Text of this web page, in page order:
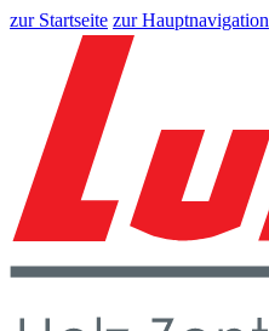
zur Startseite zur Hauptnavigation